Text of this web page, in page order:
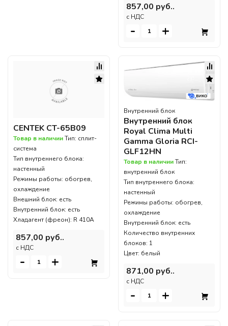
857,00 руб..
c НДС
- +
CENTEK CT-65B09
Товар в наличииТип: сплит-
система
Тип внутреннего блока:
настенный
Режимы работы: обогрев,
охлаждение
Внешний блок: есть
Внутренний блок: есть
Хладагент (фреон): R 410A
857,00 руб..
c НДС
- +
Внутренний блок
Внутренний блок
Royal Clima Multi
Gamma Gloria RCI-
GLF12HN
Товар в наличииТип:
внутренний блок
Тип внутреннего блока:
настенный
Режимы работы: обогрев,
охлаждение
Внутренний блок: есть
Количество внутренних
блоков: 1
Цвет: белый
871,00 руб..
c НДС
- +